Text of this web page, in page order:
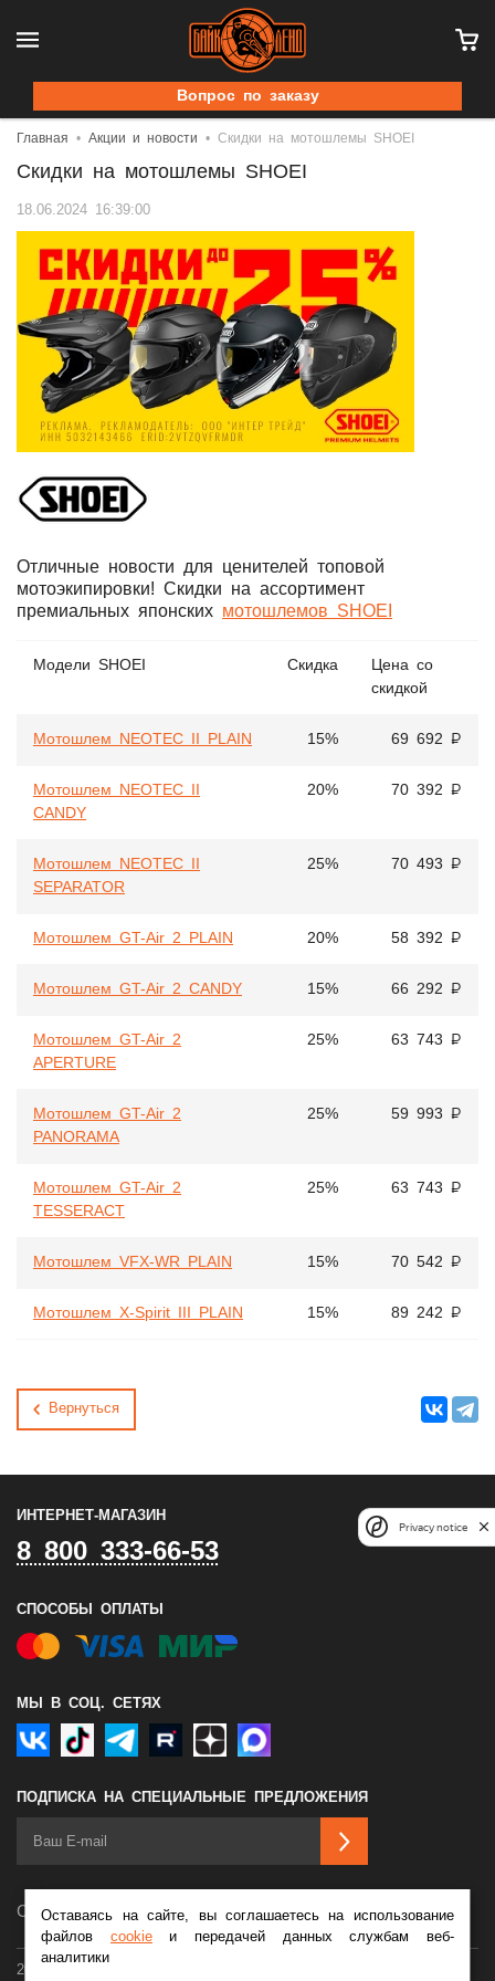
Вопрос по заказу
Главная Акции и новости Скидки на мотошлемы SHOEI
Скидки на мотошлемы SHOEI
18.06.2024 16:39:00
Отличные новости для ценителей топовой
мотоэкипировки! Скидки на ассортимент
премиальных японских мотошлемов SHOEI
Модели SHOEI Cкидка
Цена со
скидкой
Мотошлем NEOTEC II PLAIN 15% 69 692 ₽
Мотошлем NEOTEC II
CANDY
20% 70 392 ₽
Мотошлем NEOTEC II
SEPARATOR
25% 70 493 ₽
Мотошлем GT-Air 2 PLAIN 20% 58 392 ₽
Мотошлем GT-Air 2 CANDY 15% 66 292 ₽
Мотошлем GT-Air 2
APERTURE
25% 63 743 ₽
Мотошлем GT-Air 2
PANORAMA
25% 59 993 ₽
Мотошлем GT-Air 2
TESSERACT
25% 63 743 ₽
Мотошлем VFX-WR PLAIN 15% 70 542 ₽
Мотошлем X-Spirit III PLAIN 15% 89 242 ₽
Вернуться
ИНТЕРНЕТ-МАГАЗИН
8 800 333-66-53
СПОСОБЫ ОПЛАТЫ
МЫ В СОЦ. СЕТЯХ
ПОДПИСКА НА СПЕЦИАЛЬНЫЕ ПРЕДЛОЖЕНИЯ
Сделано в
2026 © Мотосалон Байк Ленд
Оставаясь на сайте, вы соглашаетесь на использование
файлов cookieи передачей данных службам веб-
аналитики
Privacy notice